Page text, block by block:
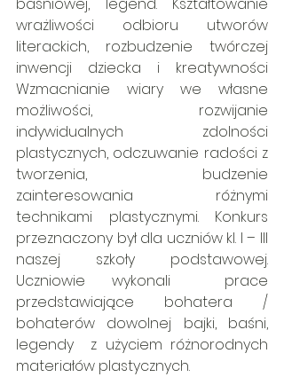
wrażliwości odbioru utworów
literackich, rozbudzenie twórczej
inwencji dziecka i kreatywności
Wzmacnianie wiary we własne
możliwości, rozwijanie
indywidualnych zdolności
plastycznych, odczuwanie radości z
tworzenia, budzenie
zainteresowania różnymi
technikami plastycznymi. Konkurs
przeznaczony był dla uczniów kl. I – III
naszej szkoły podstawowej.
Uczniowie wykonali  prace
przedstawiające bohatera /
bohaterów dowolnej bajki, baśni,
legendy  z użyciem różnorodnych
materiałów plastycznych.